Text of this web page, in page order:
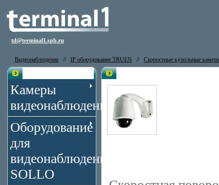
td@terminal1.spb.ru
Видеонаблюдение // IP оборудование TRUEN // Скоростные купольные
Камеры
видеонаблюдения
Оборудование
для
видеонаблюдения
SOLLO